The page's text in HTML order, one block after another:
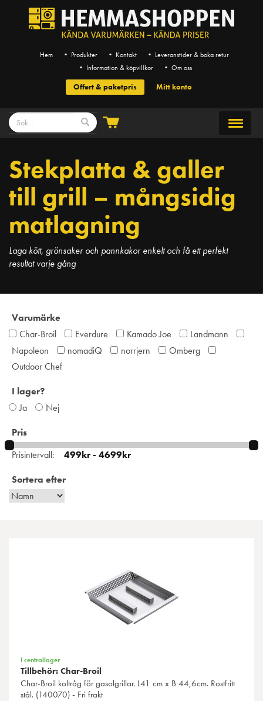
Hem • Produkter • Kontakt
• Leveranstider & boka retur
• Information & köpvillkor
• Om oss
Offert & paketpris Mitt konto
Stekplatta & galler
till grill – mångsidig
matlagning
Laga kött, grönsaker och pannkakor enkelt och få ett perfekt
resultat varje gång
Varumärke
Char-Broil
Everdure Kamado Joe
Landmann
Napoleon
nomadiQ norrjern
Omberg
Outdoor Chef
I lager?
Ja
Nej
Pris
Prisintervall:
Sortera efter
I centrallager
Tillbehör: Char-Broil
Char-Broil koltråg för gasolgrillar. L41 cm x B 44,6cm. Rostfritt
stål. (140070) - Fri frakt